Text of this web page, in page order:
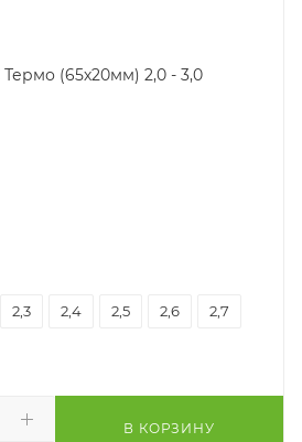
(65х20мм) 2,0 - 3,0
В КОРЗИНУ
2,3 2,4 2,5 2,6 2,7